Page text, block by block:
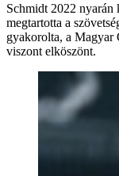
Schmidt 2022 nyarán
megtartotta a
gyakorolta, a
viszont elköszönt.